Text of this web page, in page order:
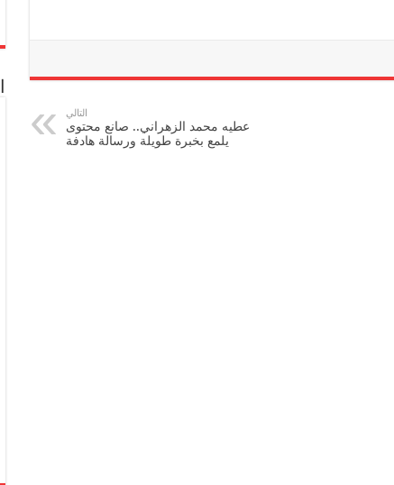
التالي
عطيه محمد الزهراني.. صانع محتوى
يلمع بخبرة طويلة ورسالة هادفة